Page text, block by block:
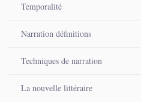
Temporalité
Narration définitions
Techniques de narration
La nouvelle littéraire